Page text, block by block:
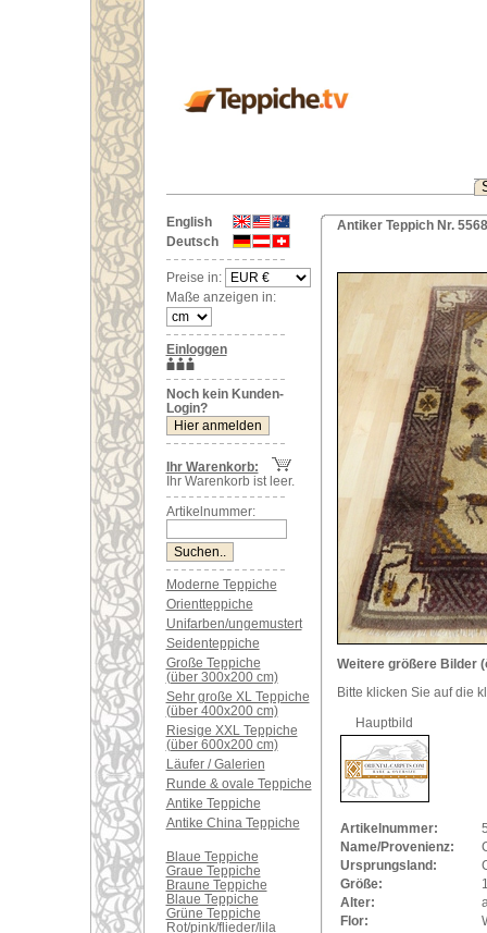
English
Deutsch
Preise in:
Maße anzeigen in:
Einloggen
Noch kein Kunden-
Login?
Ihr Warenkorb:
Ihr Warenkorb ist leer.
Artikelnummer:
Moderne Teppiche
Orientteppiche
Unifarben/ungemustert
Seidenteppiche
Große Teppiche
(über 300x200 cm)
Sehr große XL Teppiche
(über 400x200 cm)
Riesige XXL Teppiche
(über 600x200 cm)
Läufer / Galerien
Runde & ovale Teppiche
Antike Teppiche
Antike China Teppiche
Blaue Teppiche
Graue Teppiche
Braune Teppiche
Blaue Teppiche
Grüne Teppiche
Rot/pink/flieder/lila
Antiker Teppich Nr.
Weitere größere Bilder
Bitte klicken Sie auf die
Hauptbild
Artikelnummer:
Name/Provenienz:
Ursprungsland:
Größe:
Alter:
Flor: